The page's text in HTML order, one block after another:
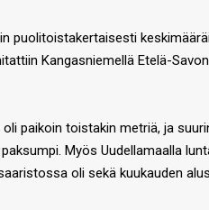
puolitoistakertaisesti
Kangasniemellä Etelä-
paikoin toistakin metriä, ja
Myös Uudellamaalla
oli sekä kuukauden